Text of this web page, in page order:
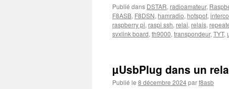
Publié dans DSTAR, radioamateur,
F8ASB, F8DSN, hamradio, hotspot,
raspberry pi, raspi ssh, relai, relais,
svxlink board, th9000, transpondeur, TYT,
µUsbPlug dans un
Publié le 8 décembre 2024parf8asb